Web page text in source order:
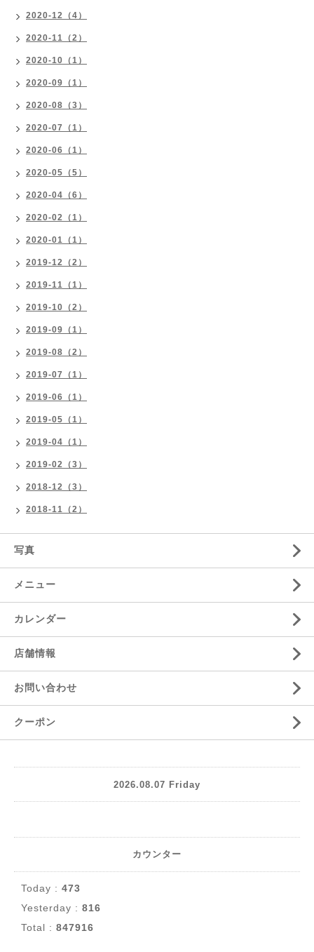
2020-12（4）
2020-11（2）
2020-10（1）
2020-09（1）
2020-08（3）
2020-07（1）
2020-06（1）
2020-05（5）
2020-04（6）
2020-02（1）
2020-01（1）
2019-12（2）
2019-11（1）
2019-10（2）
2019-09（1）
2019-08（2）
2019-07（1）
2019-06（1）
2019-05（1）
2019-04（1）
2019-02（3）
2018-12（3）
2018-11（2）
写真
メニュー
カレンダー
店舗情報
お問い合わせ
クーポン
2026.08.07 Friday
カウンター
Today : 473
Yesterday : 816
Total : 847916